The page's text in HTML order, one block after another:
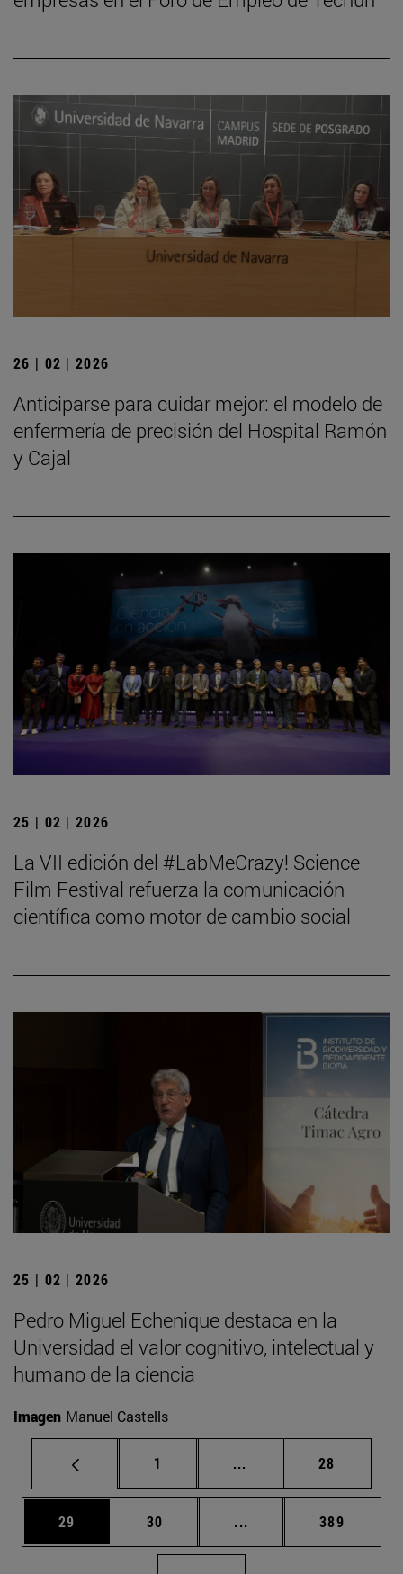
26 | 02 | 2026
Anticiparse para cuidar mejor: el modelo de
enfermería de precisión del Hospital Ramón
y Cajal
25 | 02 | 2026
La VII edición del #LabMeCrazy! Science
Film Festival refuerza la comunicación
científica como motor de cambio social
25 | 02 | 2026
Pedro Miguel Echenique destaca en la
Universidad el valor cognitivo, intelectual y
humano de la ciencia
Imagen Manuel Castells
Página
1 ... Páginas intermedias
Página
28
Página
29 Página
30 ... Páginas intermedias
Página
389